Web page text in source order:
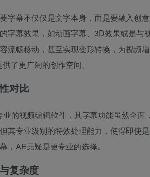
字幕不仅仅是文字本身，而是要融入创
字幕效果，如动画字幕、3D效果或是与
流畅移动，甚至实现变形转换，为视频
了更广阔的创作空间。
对比
业的视频编辑软件，其字幕功能虽然全
其专业级别的特效处理能力，使得即使
，AE无疑是更专业的选择。
复杂度